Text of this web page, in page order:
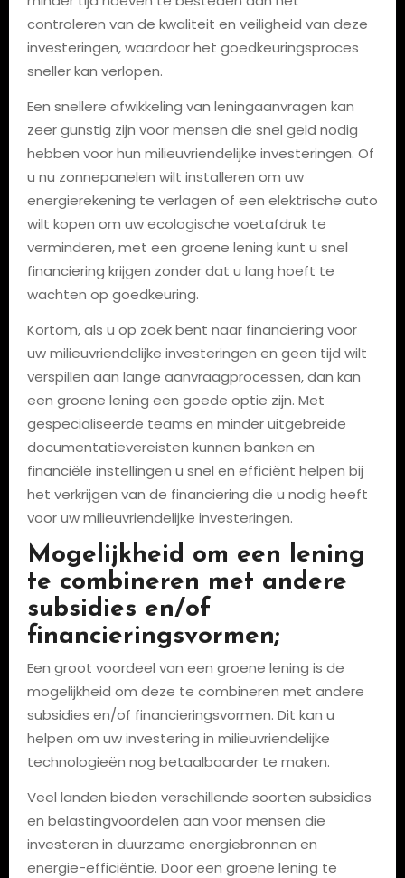
controleren van de kwaliteit en veiligheid van deze
investeringen, waardoor het goedkeuringsproces
sneller kan verlopen.
Een snellere afwikkeling van leningaanvragen kan
zeer gunstig zijn voor mensen die snel geld nodig
hebben voor hun milieuvriendelijke investeringen. Of
u nu zonnepanelen wilt installeren om uw
energierekening te verlagen of een elektrische auto
wilt kopen om uw ecologische voetafdruk te
verminderen, met een groene lening kunt u snel
financiering krijgen zonder dat u lang hoeft te
wachten op goedkeuring.
Kortom, als u op zoek bent naar financiering voor
uw milieuvriendelijke investeringen en geen tijd wilt
verspillen aan lange aanvraagprocessen, dan kan
een groene lening een goede optie zijn. Met
gespecialiseerde teams en minder uitgebreide
documentatievereisten kunnen banken en
financiële instellingen u snel en efficiënt helpen bij
het verkrijgen van de financiering die u nodig heeft
voor uw milieuvriendelijke investeringen.
Mogelijkheid om een lening
te combineren met andere
subsidies en/of
financieringsvormen;
Een groot voordeel van een groene lening is de
mogelijkheid om deze te combineren met andere
subsidies en/of financieringsvormen. Dit kan u
helpen om uw investering in milieuvriendelijke
technologieën nog betaalbaarder te maken.
Veel landen bieden verschillende soorten subsidies
en belastingvoordelen aan voor mensen die
investeren in duurzame energiebronnen en
energie-efficiëntie. Door een groene lening te